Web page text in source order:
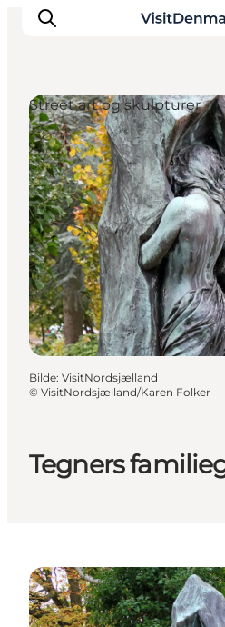
Inspirasjon
Reisemål
Aktiviteter
Overnatting
Planlegg reisen
Tegners
Street art og skulpturer
Bilde: VisitNordsjælland
© VisitNordsjælland/Karen Folker